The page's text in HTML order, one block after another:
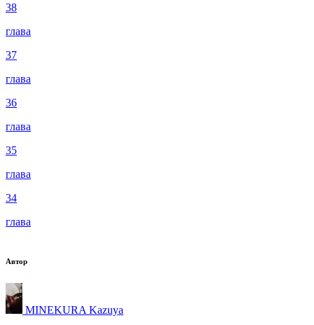
38
глава
37
глава
36
глава
35
глава
34
глава
Автор
MINEKURA Kazuya